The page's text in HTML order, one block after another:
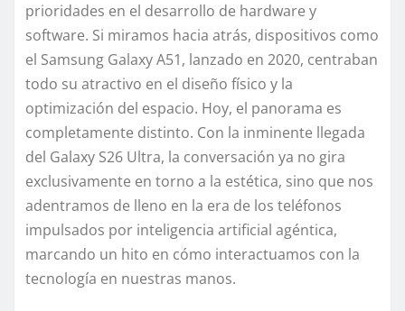
prioridades en el desarrollo de hardware y
software. Si miramos hacia atrás, dispositivos como
el Samsung Galaxy A51, lanzado en 2020, centraban
todo su atractivo en el diseño físico y la
optimización del espacio. Hoy, el panorama es
completamente distinto. Con la inminente llegada
del Galaxy S26 Ultra, la conversación ya no gira
exclusivamente en torno a la estética, sino que nos
adentramos de lleno en la era de los teléfonos
impulsados por inteligencia artificial agéntica,
marcando un hito en cómo interactuamos con la
tecnología en nuestras manos.